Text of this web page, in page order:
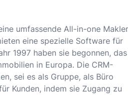
umfassende All-in-one
eine spezielle Software für
1997 haben sie begonnen, das
in Europa. Die CRM-
sei es als Gruppe, als Büro
Kunden, indem sie Zugang zu